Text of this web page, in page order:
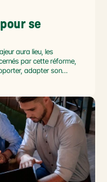
se
aura lieu, les
par cette réforme,
adapter son
choisir une plateforme